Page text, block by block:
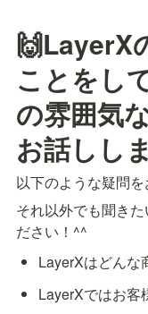
🙌LayerX
ことをし
の雰囲気
お話しし
以下のような疑問
それ以外でも聞き
ださい！^^
LayerXはどんな
LayerXではお客